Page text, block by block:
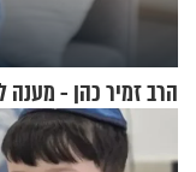
הרב זמיר כהן -